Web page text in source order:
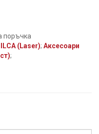
поръчка
ILCA (Laser); Аксесоари
;